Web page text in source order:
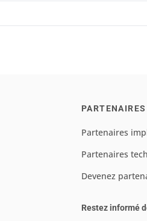
PARTENAIRES
Partenaires
Partenaires
Devenez
Restez informé